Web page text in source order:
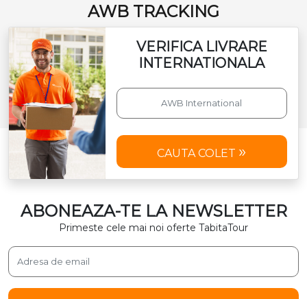
AWB TRACKING
VERIFICA LIVRARE
INTERNATIONALA
CAUTA COLET
ABONEAZA-TE LA NEWSLETTER
Primeste cele mai noi oferte TabitaTour